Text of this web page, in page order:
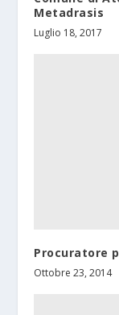
Metadrasis
Luglio 18, 2017
Procuratore
Ottobre 23, 2014